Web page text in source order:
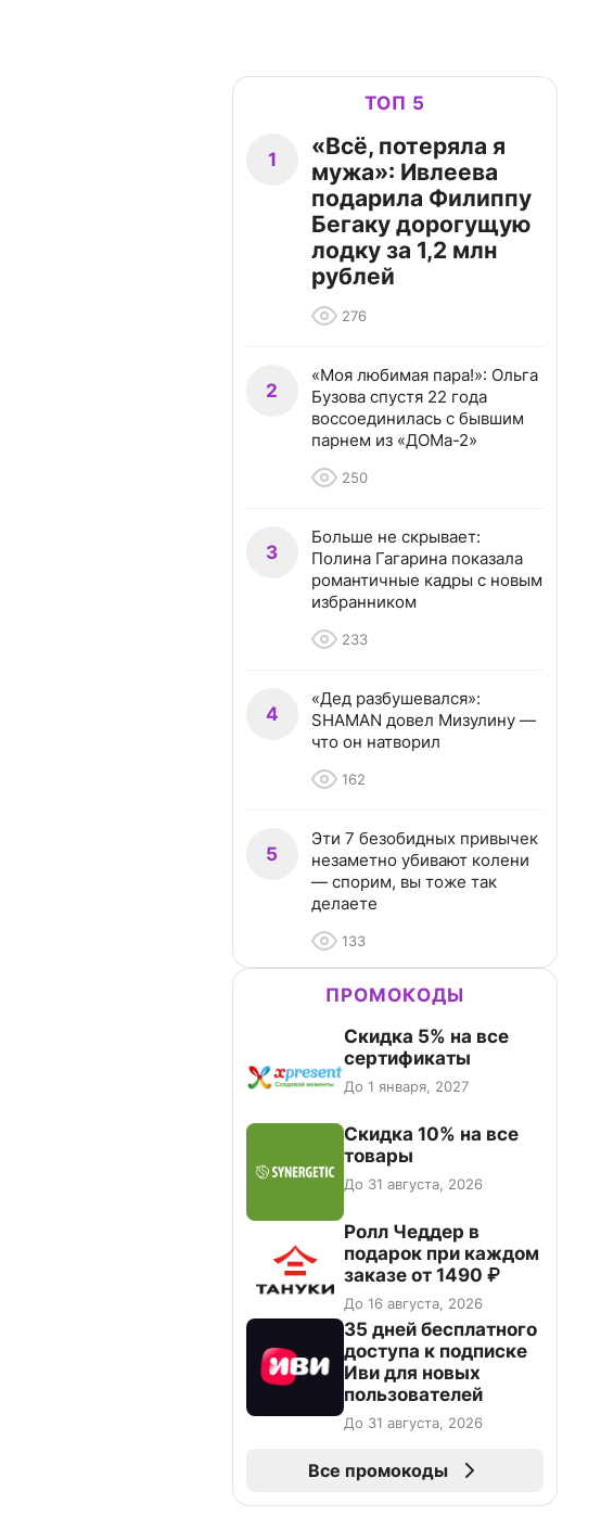
ТОП 5
1
«Всё, потеряла я
мужа»: Ивлеева
подарила Филиппу
Бегаку дорогущую
лодку за 1,2 млн
рублей
276
2
«Моя любимая пара!»: Ольга
Бузова спустя 22 года
воссоединилась с бывшим
парнем из «ДОМа-2»
250
3
Больше не скрывает:
Полина Гагарина показала
романтичные кадры с новым
избранником
233
4
«Дед разбушевался»:
SHAMAN довел Мизулину —
что он натворил
162
5
Эти 7 безобидных привычек
незаметно убивают колени
— спорим, вы тоже так
делаете
133
ПРОМОКОДЫ
Скидка 5% на все
сертификаты
До 1 января, 2027
Скидка 10% на все
товары
До 31 августа, 2026
Ролл Чеддер в
подарок при каждом
заказе от 1490 ₽
До 16 августа, 2026
35 дней бесплатного
доступа к подписке
Иви для новых
пользователей
До 31 августа, 2026
Все промокоды